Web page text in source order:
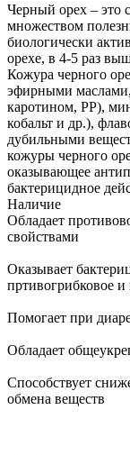
Черный орех – это
множеством
биологически
орехе, в 4-5 раз
Кожура черного
эфирными
каротином, РР),
кобальт и др.),
дубильными
кожуры черного
оказывающее
бактерицидное
Наличие
Обладает
свойствами
Оказывает
пртивогрибковое
Помогает при
Обладает
Способствует
обмена веществ